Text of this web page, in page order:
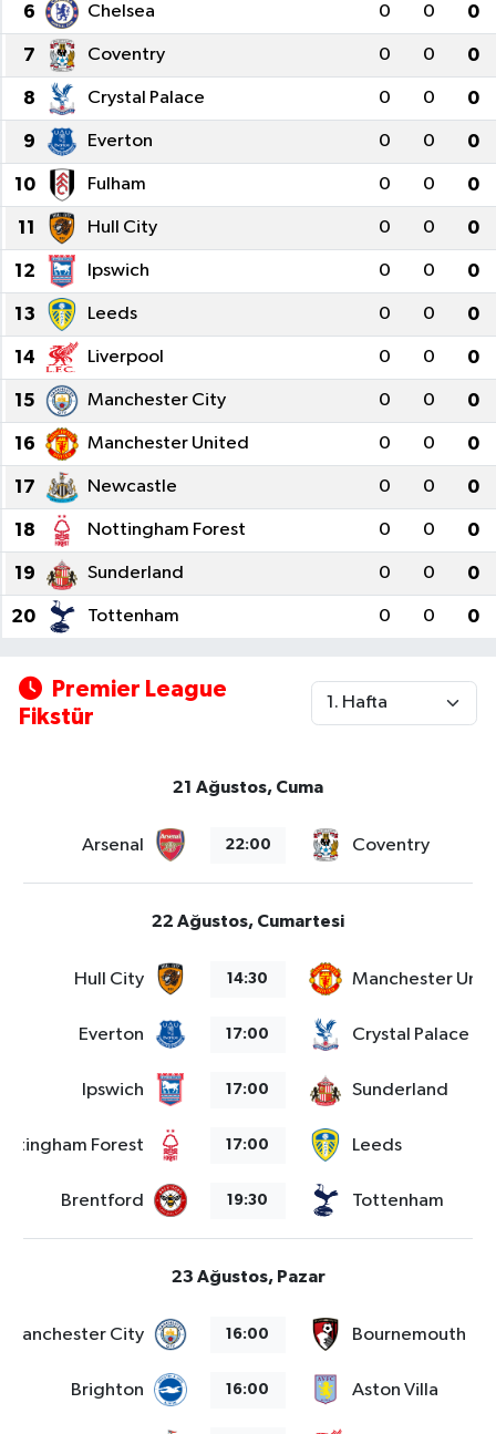
6 Chelsea 0 0 0
7 Coventry 0 0 0
8 Crystal Palace 0 0 0
9 Everton 0 0 0
10 Fulham 0 0 0
11 Hull City 0 0 0
12 Ipswich 0 0 0
13 Leeds 0 0 0
14 Liverpool 0 0 0
15 Manchester City 0 0 0
16 Manchester United 0 0 0
17 Newcastle 0 0 0
18 Nottingham Forest 0 0 0
19 Sunderland 0 0 0
20 Tottenham 0 0 0
Premier League
Fikstür
21 Ağustos, Cuma
Arsenal 22:00 Coventry
22 Ağustos, Cumartesi
Hull City 14:30 Manchester
Everton 17:00 Crystal Palace
Ipswich 17:00 Sunderland
Forest 17:00 Leeds
Brentford 19:30 Tottenham
23 Ağustos, Pazar
Manchester City 16:00 Bournemouth
Brighton 16:00 Aston Villa